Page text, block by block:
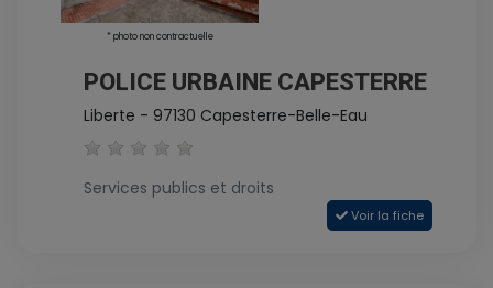
* photo non contractuelle
POLICE URBAINE CAPESTERRE
Liberte - 97130 Capesterre-Belle-Eau
Services publics et droits
Voir la fiche